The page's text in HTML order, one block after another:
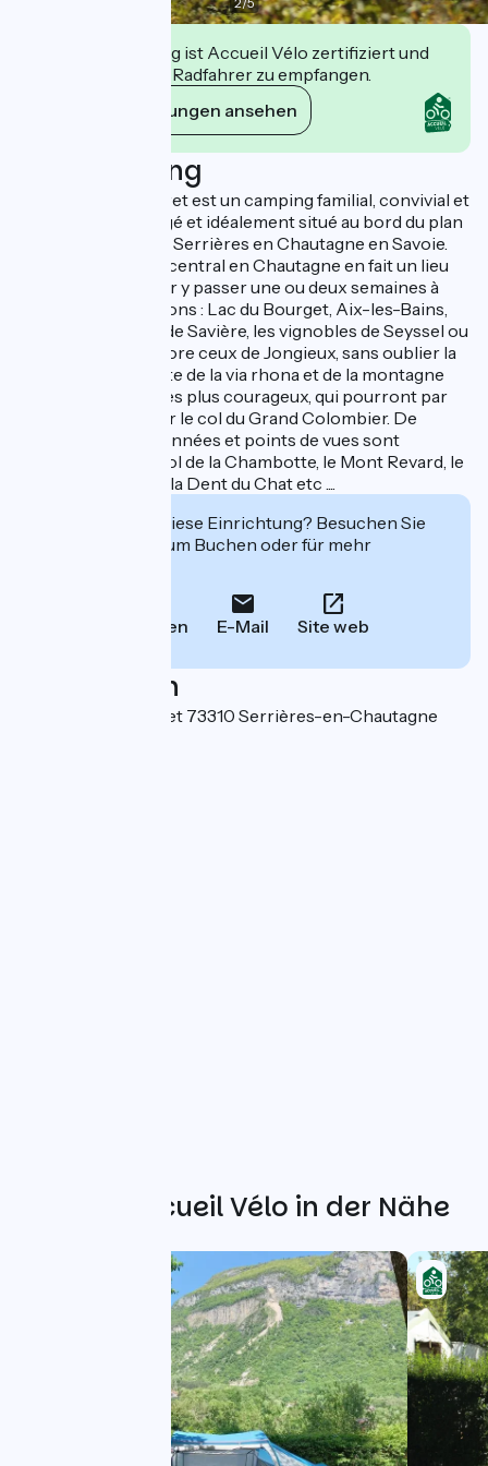
Diese Einrichtung ist Accueil Vélo zertifiziert und
verpflichtet sich, Radfahrer zu empfangen.
Ihre Verpflichtungen ansehen
Beschreibung
Le Camping le Clairet est un camping familial, convivial et
calme, bien ombragé et idéalement situé au bord du plan
d'eau communal de Serrières en Chautagne en Savoie.
Son emplacement central en Chautagne en fait un lieu
très approprié pour y passer une ou deux semaines à
découvrir les environs : Lac du Bourget, Aix-les-Bains,
Chanaz et le canal de Savière, les vignobles de Seyssel ou
du Bugey, mais encore ceux de Jongieux, sans oublier la
proximité immédiate de la via rhona et de la montagne
pour les cyclistes les plus courageux, qui pourront par
exemple emprunter le col du Grand Colombier. De
nombreuses randonnées et points de vues sont
proches aussi : le col de la Chambotte, le Mont Revard, le
belvédère d'Ontex, la Dent du Chat etc ....
Interessiert Sie diese Einrichtung? Besuchen Sie
deren Website zum Buchen oder für mehr
Anrufen E-Mail Site web
Localisation
121 route de serpolet 73310 Serrières-en-Chautagne
Weitere Accueil Vélo in der Nähe